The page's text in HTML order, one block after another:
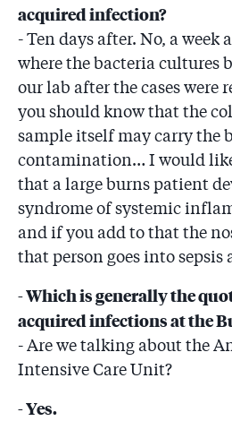
acquired infection?
- Ten days after. No, a week
where the bacteria cultures
our lab after the cases were
you should know that the
sample itself may carry the
contamination… I would
that a large burns patient
syndrome of systemic
and if you add to that the
that person goes into sepsis
- Which is generally the
acquired infections at the
- Are we talking about the
Intensive Care Unit?
- Yes.